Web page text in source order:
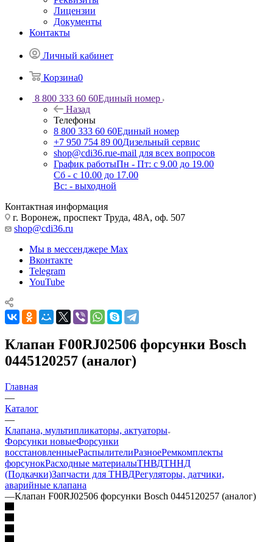
Лицензии
Документы
Контакты
Личный кабинет
Корзина0
8 800 333 60 60Единый номер
Назад
Телефоны
8 800 333 60 60Единый номер
+7 950 754 89 00Дизельный сервис
shop@cdi36.rue-mail для всех вопросов
График работыПн - Пт: с 9.00 до 19.00
Сб - с 10.00 до 17.00
Вс: - выходной
Контактная информация
г. Воронеж, проспект Труда, 48А, оф. 507
shop@cdi36.ru
Мы в мессенджере Max
Вконтакте
Telegram
YouTube
Клапан F00RJ02506 форсунки Bosch
0445120257 (аналог)
Главная
—
Каталог
—
Клапана, мультипликаторы, актуаторы
Форсунки новыеФорсунки
восстановленныеРаспылителиРазноеРемкомплекты
форсунокРасходные материалыТНВДТННД
(Подкачки)Запчасти для ТНВДРегуляторы, датчики,
аварийные клапана
—Клапан F00RJ02506 форсунки Bosch 0445120257 (аналог)